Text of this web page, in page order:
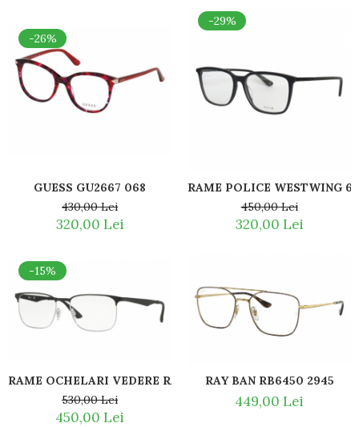
Silhouette
Slastik
Stepper Titan
Sunfire
Vogue
-26%
GUESS GU2667 068
430,00 Lei
320,00 Lei
-29%
RAME POLICE WESTWING 6
450,00 Lei
320,00 Lei
-15%
RAME OCHELARI VEDERE RAY BAN RB6363 2861
530,00 Lei
450,00 Lei
RAY BAN RB6450 2945
449,00 Lei